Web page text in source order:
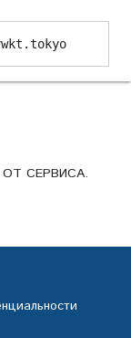
СЕРВИСА.